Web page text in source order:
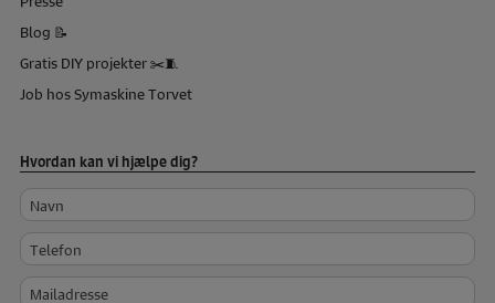
Blog 📝
Gratis DIY projekter ✂️🧵
Job hos Symaskine Torvet
Hvordan kan vi hjælpe dig?
Navn
Telefon
Mailadresse